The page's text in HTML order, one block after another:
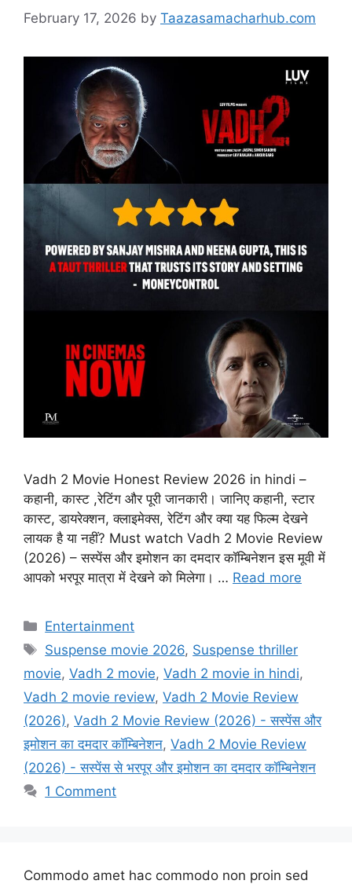
February 17, 2026 by Taazasamacharhub.com
Vadh 2 Movie Honest Review 2026 in hindi –
कहानी, कास्ट ,रेटिंग और पूरी जानकारी। जानिए कहानी, स्टार
कास्ट, डायरेक्शन, क्लाइमेक्स, रेटिंग और क्या यह फिल्म देखने
लायक है या नहीं? Must watch Vadh 2 Movie Review
(2026) – सस्पेंस और इमोशन का दमदार कॉम्बिनेशन इस मूवी में
आपको भरपूर मात्रा में देखने को मिलेगा। … Read more
Categories
Entertainment
Tags
Suspense movie 2026, Suspense thriller
movie, Vadh 2 movie, Vadh 2 movie in hindi,
Vadh 2 movie review, Vadh 2 Movie Review
(2026), Vadh 2 Movie Review (2026) - सस्पेंस और
इमोशन का दमदार कॉम्बिनेशन, Vadh 2 Movie Review
(2026) - सस्पेंस से भरपूर और इमोशन का दमदार कॉम्बिनेशन
1 Comment
Commodo amet hac commodo non proin sed